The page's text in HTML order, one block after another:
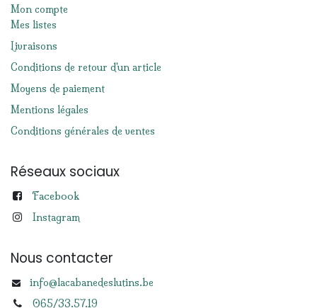
Mon compte
Mes listes
Livraisons
Conditions de retour d'un article
Moyens de paiement
Mentions légales
Conditions générales de ventes
Réseaux sociaux
Facebook
Instagram
Nous contacter
info@lacabanedeslutins.be
065/33.57.19